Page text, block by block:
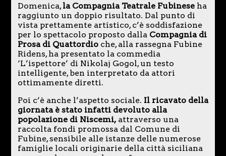
Domenica,la Compagnia Teatrale Fubineseha
raggiunto un doppio risultato. Dal punto di
vista prettamente artistico, c’è soddisfazione
per lo spettacolo proposto dallaCompagnia di
Prosa di Quattordioche, alla rassegna Fubine
Ridens, ha presentato la commedia
‘L’ispettore’ di Nikolaj Gogol, un testo
intelligente, ben interpretato da attori
ottimamente diretti.
Poi c’è anche l’aspetto sociale. Il ricavato della
giornata è stato infatti devoluto alla
popolazione di Niscemi,attraverso una
raccolta fondi promossa dal Comune di
Fubine, sensibile alle istanze delle numerose
famiglie locali originarie della città siciliana